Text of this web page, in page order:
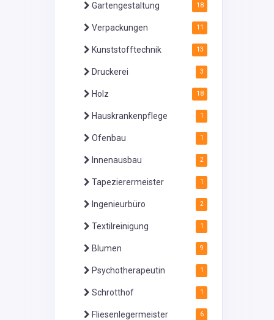
Gartengestaltung 18
Verpackungen 11
Kunststofftechnik 13
Druckerei 3
Holz 18
Hauskrankenpflege 1
Ofenbau 1
Innenausbau 2
Tapezierermeister 1
Ingenieurbüro 2
Textilreinigung 1
Blumen 9
Psychotherapeutin 1
Schrotthof 1
Fliesenlegermeister 6